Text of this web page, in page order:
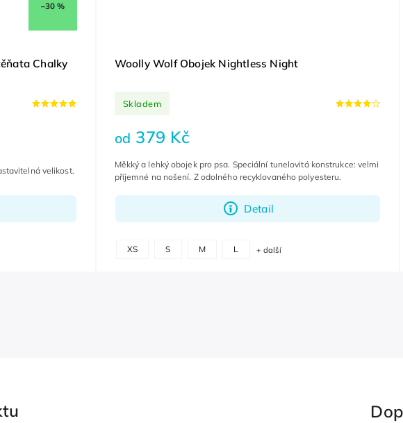
–30 %
Chalky
velikost.
Woolly Wolf Obojek Nightless Night
Skladem
od 379 Kč
Detail
Měkký a lehký obojek pro psa. Speciální tunelovitá konstrukce: velmi
příjemné na nošení. Z odolného recyklovaného polyesteru.
XS S M L + další